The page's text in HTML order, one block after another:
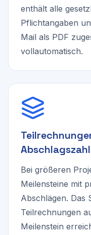
enthält alle
Pflichtangaben
Mail als PDF
vollautomatisch.
Bei größeren
Meilensteine mit
Abschlägen. Das
Teilrechnungen
Meilenstein